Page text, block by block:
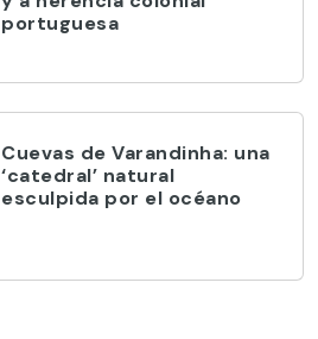
portuguesa
Cuevas de Varandinha: una
‘catedral’ natural
esculpida por el océano